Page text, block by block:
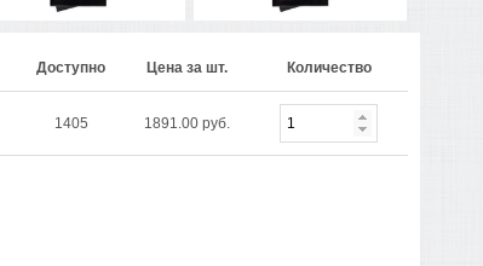
Доступно Цена за шт. Количество
1405 1891.00 руб.